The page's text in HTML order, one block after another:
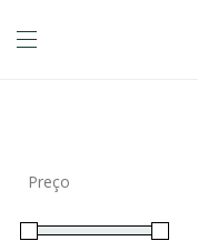
Preço